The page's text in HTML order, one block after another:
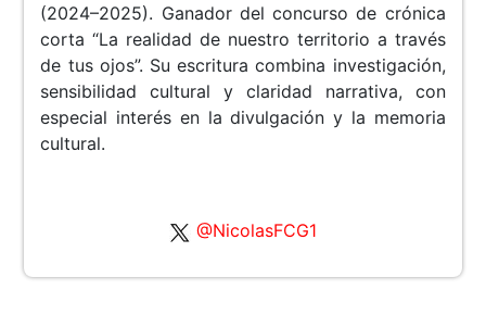
(2024–2025). Ganador del concurso de crónica
corta “La realidad de nuestro territorio a través
de tus ojos”. Su escritura combina investigación,
sensibilidad cultural y claridad narrativa, con
especial interés en la divulgación y la memoria
cultural.
@NicolasFCG1